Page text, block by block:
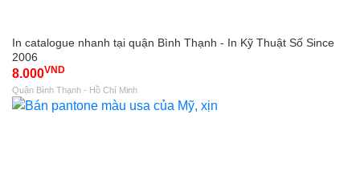
In catalogue nhanh tại quận Bình Thạnh - In Kỹ Thuật Số Since
2006
8.000VND
Quận Bình Thạnh - Hồ Chí Minh